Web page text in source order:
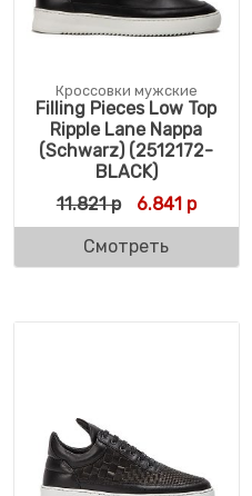
Кроссовки мужские
Filling Pieces Low Top
Ripple Lane Nappa
(Schwarz) (2512172-
BLACK)
11.821р 6.841 р
Смотреть